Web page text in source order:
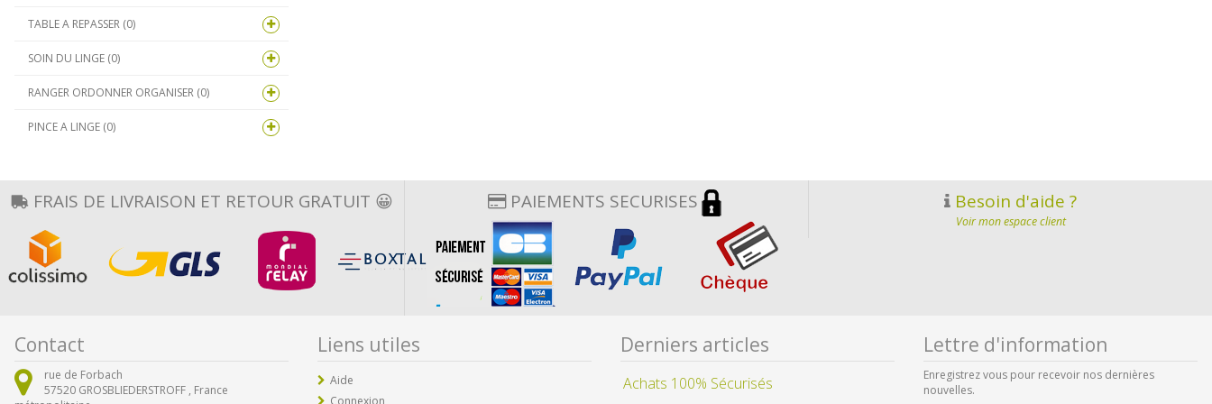
TABLE A REPASSER (0)
SOIN DU LINGE (0)
RANGER ORDONNER ORGANISER (0)
PINCE A LINGE (0)
FRAIS DE LIVRAISON ET RETOUR GRATUIT 😀 PAIEMENTS SECURISES Besoin d'aide ?
Voir mon espace client
Contact
rue de Forbach
57520 GROSBLIEDERSTROFF , France
Liens utiles
Aide
Derniers articles
Achats 100% Sécurisés
Lettre d'information
Enregistrez vous pour recevoir nos dernières
nouvelles.